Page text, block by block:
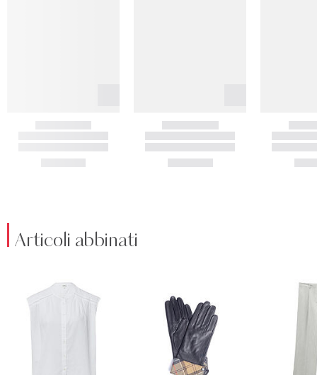
Articoli abbinati